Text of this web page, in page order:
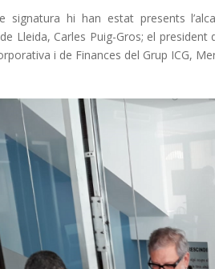
signatura hi han estat presents
Lleida, Carles Puig-Gros; el
i de Finances del Grup ICG,